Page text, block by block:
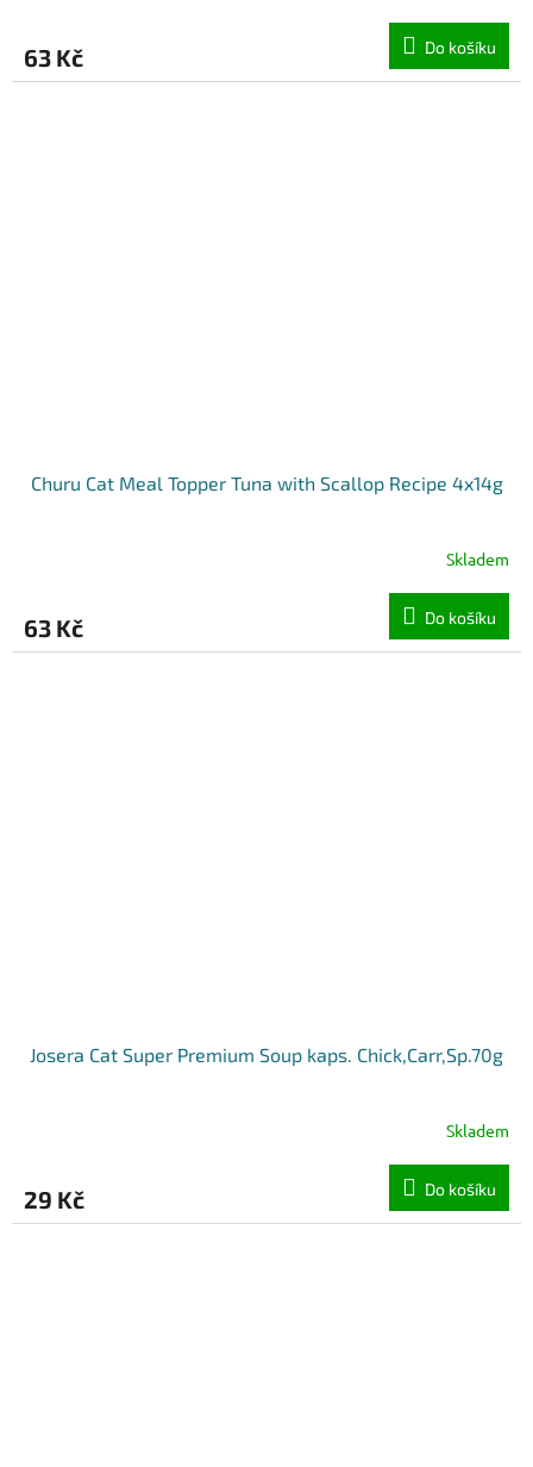
63 Kč Do košíku
Churu Cat Meal Topper Tuna with Scallop Recipe 4x14g
Skladem
63 Kč Do košíku
Josera Cat Super Premium Soup kaps. Chick,Carr,Sp.70g
Skladem
29 Kč Do košíku